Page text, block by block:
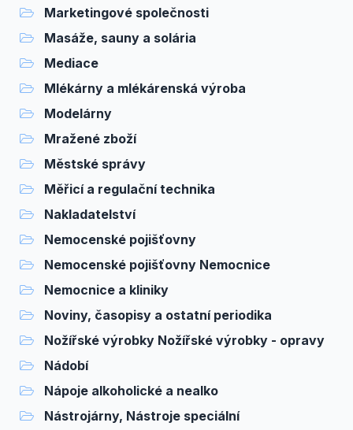
Marketingové společnosti
Masáže, sauny a solária
Mediace
Mlékárny a mlékárenská výroba
Modelárny
Mražené zboží
Městské správy
Měřicí a regulační technika
Nakladatelství
Nemocenské pojišťovny
Nemocenské pojišťovny Nemocnice
Nemocnice a kliniky
Noviny, časopisy a ostatní periodika
Nožířské výrobky Nožířské výrobky - opravy
Nádobí
Nápoje alkoholické a nealko
Nástrojárny, Nástroje speciální